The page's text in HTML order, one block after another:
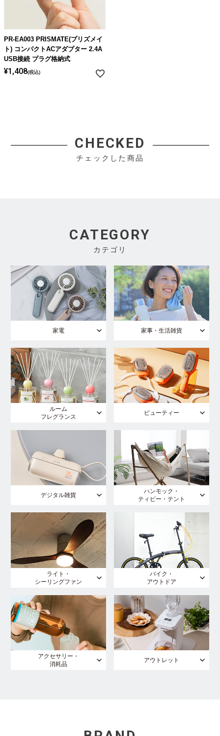
PR-EA003 PRISMATE(プリズメイ
ト) コンパクトACアダプター 2.4A
USB接続 プラグ格納式
¥1,408 税込
CHECKED
チェックした商品
CATEGORY
カテゴリ
家電 家事・生活雑貨
ルーム
フレグランス
ビューティー
デジタル雑貨
ハンモック・
ティピー・テント
ライト・
シーリングファン
バイク・
アウトドア
アクセサリー・
消耗品
アウトレット